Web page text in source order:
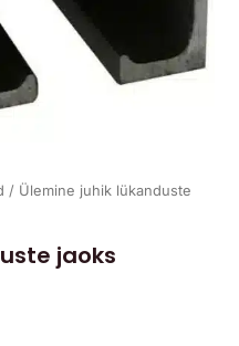
/ Ülemine juhik lükanduste
jaoks